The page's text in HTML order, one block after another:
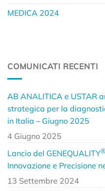
MEDICA 2024
COMUNICATI RECENTI
AB ANALITICA e USTAR
strategica per la
in Italia – Giugno 2025
4 Giugno 2025
Lancio del GENEQUALITY
Innovazione e Precisione
13 Settembre 2024